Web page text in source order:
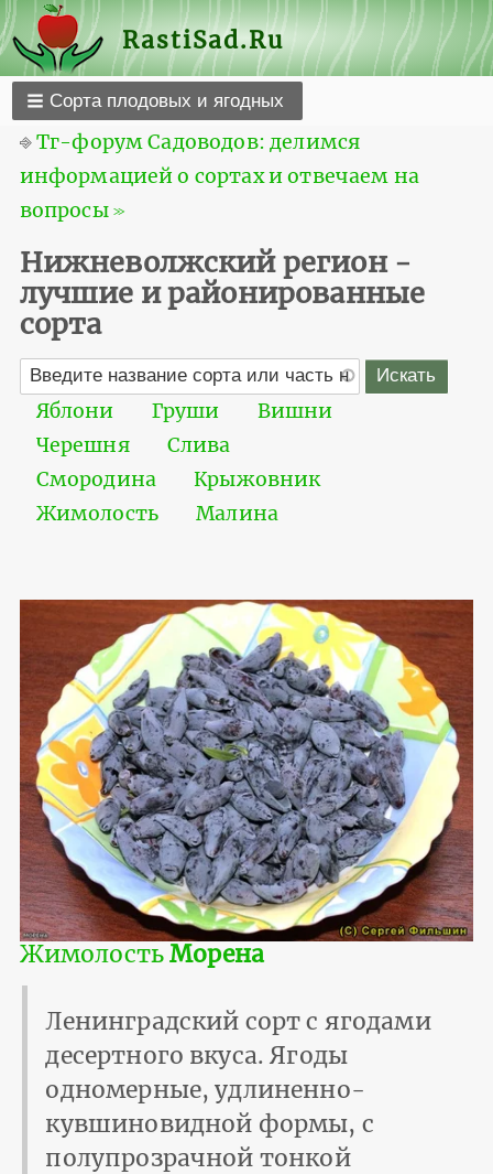
RastiSad.Ru
Сорта плодовых и ягодных
⎆Тг-форум Садоводов: делимся
информацией о сортах и отвечаем на
вопросы ≫
Нижневолжский регион -
лучшие и районированные
сорта
Яблони Груши
Вишни
Черешня
Слива
Смородина
Крыжовник
Жимолость
Малина
ЖимолостьМорена
Ленинградский сорт с ягодами
десертного вкуса. Ягоды
одномерные, удлиненно-
кувшиновидной формы, с
полупрозрачной тонкой